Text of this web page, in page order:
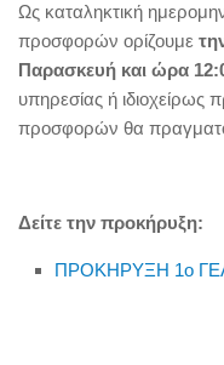
Ως καταληκτική
προσφορών ορίζουμε
Παρασκευή και ώρα
υπηρεσίας ή ιδιοχείρως
προσφορών θα
Δείτε την προκήρυξη:
ΠΡΟΚΗΡΥΞΗ 1ο